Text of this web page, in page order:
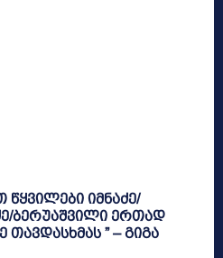
წყვილები იმნაძე/
ბერუაშვილი ერთად
თავდასხმას ” – გიგა